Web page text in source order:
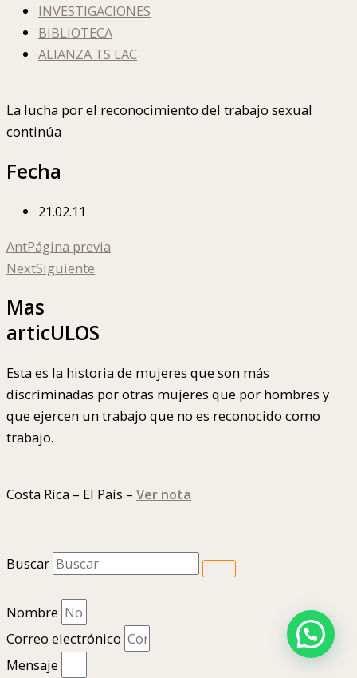
INVESTIGACIONES
BIBLIOTECA
ALIANZA TS LAC
La lucha por el reconocimiento del trabajo sexual
continúa
Fecha
21.02.11
AntPágina previa
NextSiguiente
Mas
articULOS
Esta es la historia de mujeres que son más
discriminadas por otras mujeres que por hombres y
que ejercen un trabajo que no es reconocido como
trabajo.
Costa Rica – El País – Ver nota
Buscar
Nombre
Correo electrónico
Mensaje